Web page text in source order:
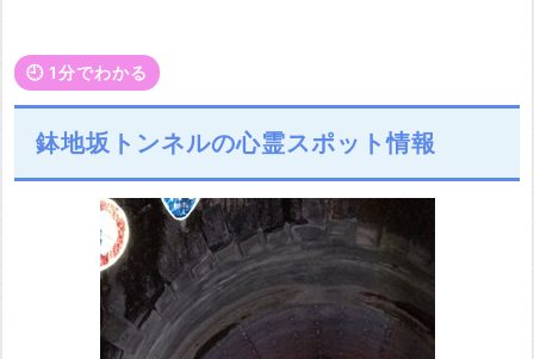
🕘️ 1分でわかる
鉢地坂トンネルの心霊スポット情報